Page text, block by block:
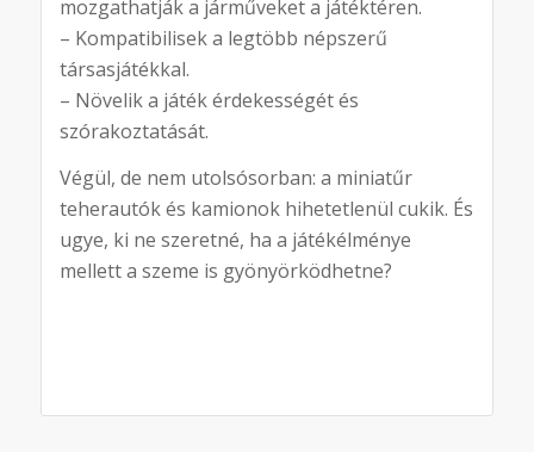
mozgathatják a járműveket a játéktéren.
– Kompatibilisek a legtöbb népszerű
társasjátékkal.
– Növelik a játék érdekességét és
szórakoztatását.
Végül, de nem utolsósorban: a miniatűr
teherautók és kamionok hihetetlenül cukik. És
ugye, ki ne szeretné, ha a játékélménye
mellett a szeme is gyönyörködhetne?